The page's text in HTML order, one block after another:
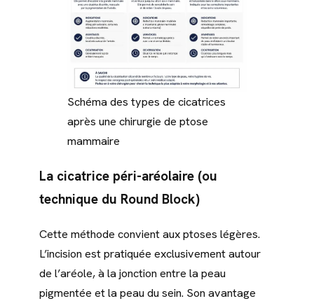
Schéma des types de cicatrices
après une chirurgie de ptose
mammaire
La cicatrice péri-aréolaire (ou
technique du Round Block)
Cette méthode convient aux ptoses légères.
L’incision est pratiquée exclusivement autour
de l’aréole, à la jonction entre la peau
pigmentée et la peau du sein. Son avantage